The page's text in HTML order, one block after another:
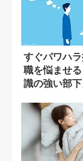
すぐパワハ
職を悩ませ
識の強い部